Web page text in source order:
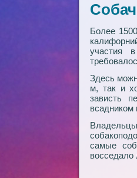
Более
участия
Здесь
м, так и
зависть
всадником
самые
восседало